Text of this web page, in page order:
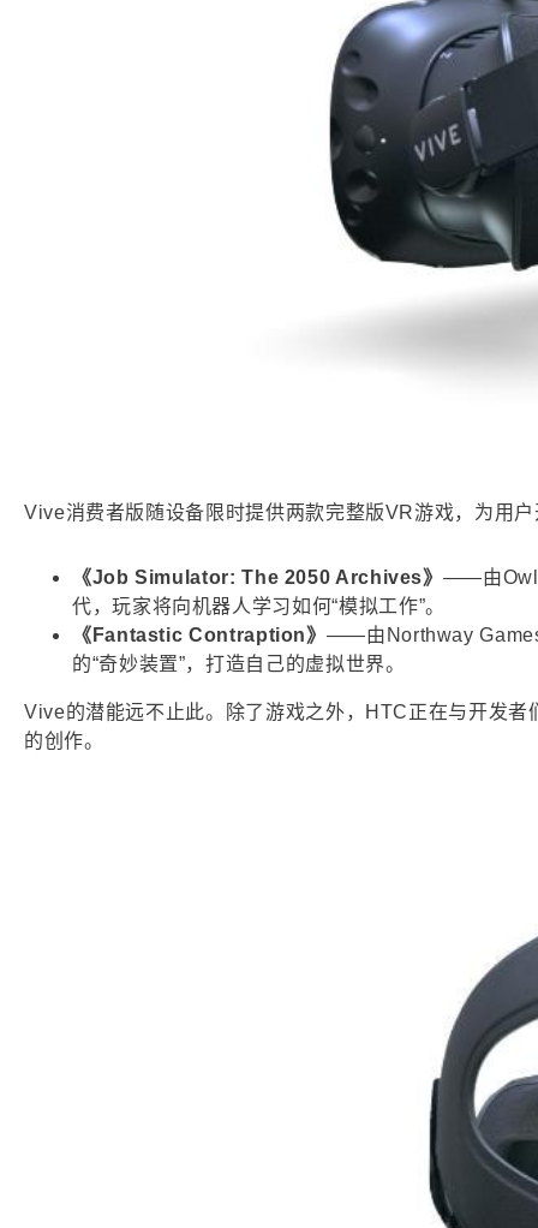
Vive消费者版随设备限时提供两款完整版VR游戏，为用
《Job Simulator: The 2050 Archives》 ——由
代，玩家将向机器人学习如何“模拟工作”。
《Fantastic Contraption》 ——由Northway Games
的“奇妙装置”，打造自己的虚拟世界。
Vive的潜能远不止此。除了游戏之外，HTC正在与开发
的创作。